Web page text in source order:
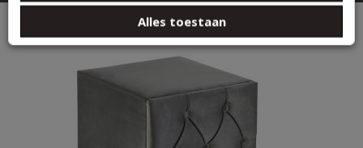
Rixos Nachtkastje
basis van uw gebruik van hun services.
Alles toestaan